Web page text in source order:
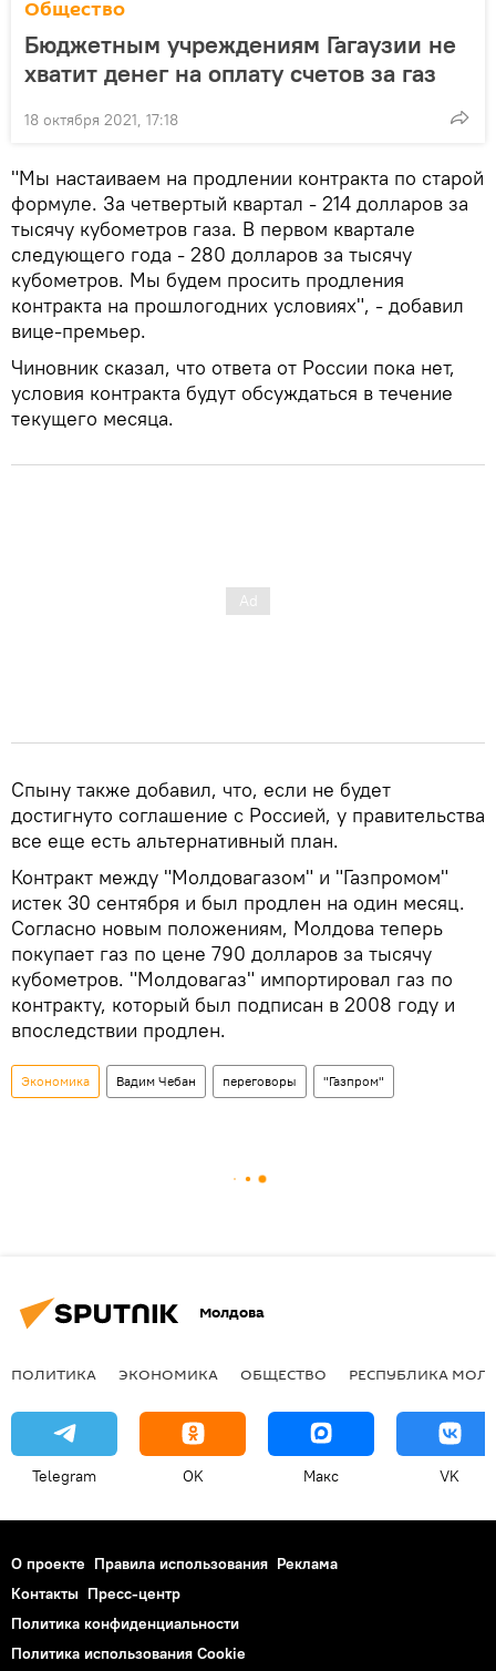
Общество
Бюджетным учреждениям Гагаузии не
хватит денег на оплату счетов за газ
18 октября 2021, 17:18
"Мы настаиваем на продлении контракта по старой
формуле. За четвертый квартал - 214 долларов за
тысячу кубометров газа. В первом квартале
следующего года - 280 долларов за тысячу
кубометров. Мы будем просить продления
контракта на прошлогодних условиях", - добавил
вице-премьер.
Чиновник сказал, что ответа от России пока нет,
условия контракта будут обсуждаться в течение
текущего месяца.
Спыну также добавил, что, если не будет
достигнуто соглашение с Россией, у правительства
все еще есть альтернативный план.
Контракт между "Молдовагазом" и "Газпромом"
истек 30 сентября и был продлен на один месяц.
Согласно новым положениям, Молдова теперь
покупает газ по цене 790 долларов за тысячу
кубометров. "Молдовагаз" импортировал газ по
контракту, который был подписан в 2008 году и
впоследствии продлен.
Экономика Вадим Чебан переговоры "Газпром"
Молдова
ПОЛИТИКА ЭКОНОМИКА ОБЩЕСТВО РЕСПУБЛИКА
Telegram OK Макс VK
О проекте Правила использования Реклама
Контакты Пресс-центр
Политика конфиденциальности
Политика использования Cookie